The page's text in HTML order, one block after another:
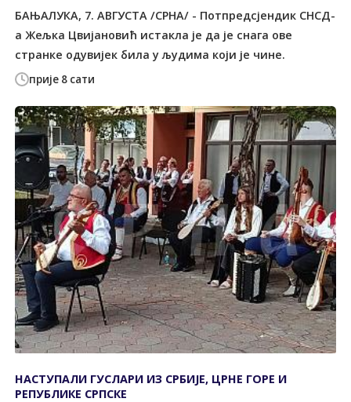
прије 8 сати
БАЊАЛУКА, 7. АВГУСТА /СРНА/ - Потпредсјендик СНСД-
а Жељка Цвијановић истакла је да је снага ове
странке одувијек била у људима који је чине.
НАСТУПАЛИ ГУСЛАРИ ИЗ СРБИЈЕ, ЦРНЕ ГОРЕ И
РЕПУБЛИКЕ СРПСКЕ